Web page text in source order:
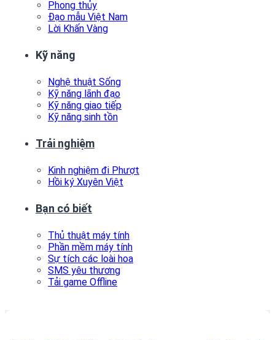
Phong thủy
Đạo mẫu Việt Nam
Lời Khấn Vàng
Kỹ năng
Nghệ thuật Sống
Kỹ năng lãnh đạo
Kỹ năng giao tiếp
Kỹ năng sinh tồn
Trải nghiệm
Kinh nghiệm đi Phượt
Hồi ký Xuyên Việt
Bạn có biết
Thủ thuật máy tính
Phần mềm máy tính
Sự tích các loài hoa
SMS yêu thương
Tải game Offline